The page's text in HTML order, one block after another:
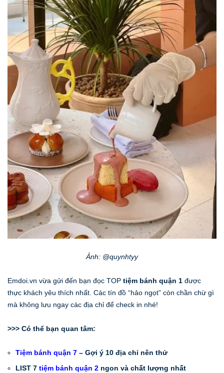
Ảnh: @quynhtyy
Emdoi.vn vừa gửi đến bạn đọc TOP tiệm bánh quận 1 được
thực khách yêu thích nhất. Các tín đồ “hảo ngọt” còn chần chừ gì
mà không lưu ngay các địa chỉ để check in nhé!
>>> Có thể bạn quan tâm:
Tiệm bánh quận 7 – Gợi ý 10 địa chỉ nên thử
LIST 7 tiệm bánh quận 2 ngon và chất lượng nhất